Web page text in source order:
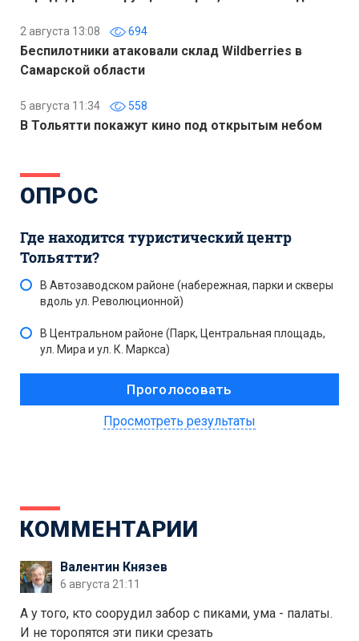
2 августа 13:08 694
Беспилотники атаковали склад Wildberries в
Самарской области
5 августа 11:34 558
В Тольятти покажут кино под открытым небом
ОПРОС
Где находится туристический центр
Тольятти?
В Автозаводском районе (набережная, парки и скверы
вдоль ул. Революционной)
В Центральном районе (Парк, Центральная площадь,
ул. Мира и ул. К. Маркса)
Просмотреть результаты
КОММЕНТАРИИ
Валентин Князев
6 августа 21:11
А у того, кто соорудил забор с пиками, ума - палаты.
И не торопятся эти пики срезать